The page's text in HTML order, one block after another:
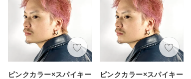
ピンクカラー×スパイキー
ピンクカラー×スパイキー